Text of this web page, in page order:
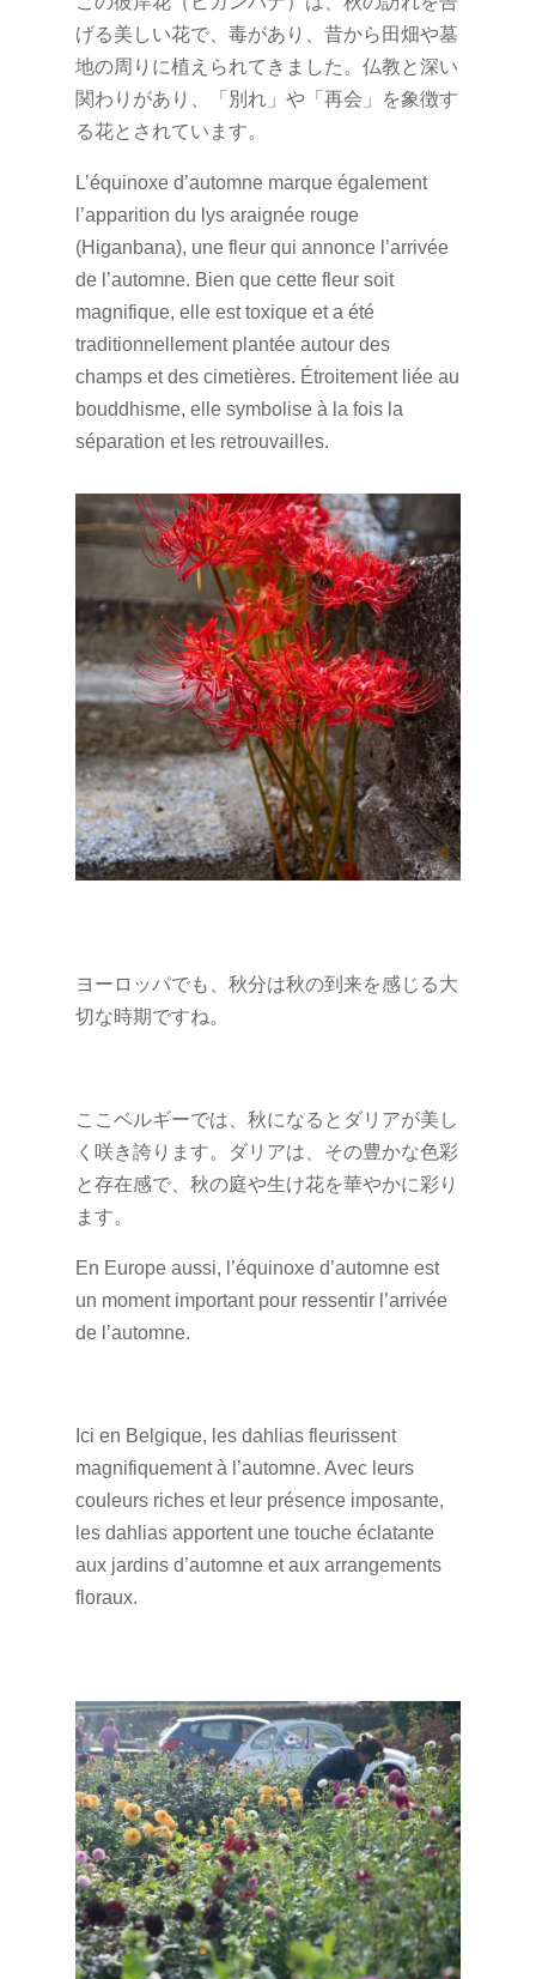
げる美しい花で、毒があり、昔から田畑や墓
地の周りに植えられてきました。仏教と深い
関わりがあり、「別れ」や「再会」を象徴す
る花とされています。
L’équinoxe d’automne marque également
l’apparition du lys araignée rouge
(Higanbana), une fleur qui annonce l’arrivée
de l’automne. Bien que cette fleur soit
magnifique, elle est toxique et a été
traditionnellement plantée autour des
champs et des cimetières. Étroitement liée au
bouddhisme, elle symbolise à la fois la
séparation et les retrouvailles.
ヨーロッパでも、秋分は秋の到来を感じる大
切な時期ですね。
ここベルギーでは、秋になるとダリアが美し
く咲き誇ります。ダリアは、その豊かな色彩
と存在感で、秋の庭や生け花を華やかに彩り
ます。
En Europe aussi, l’équinoxe d’automne est
un moment important pour ressentir l’arrivée
de l’automne.
Ici en Belgique, les dahlias fleurissent
magnifiquement à l’automne. Avec leurs
couleurs riches et leur présence imposante,
les dahlias apportent une touche éclatante
aux jardins d’automne et aux arrangements
floraux.